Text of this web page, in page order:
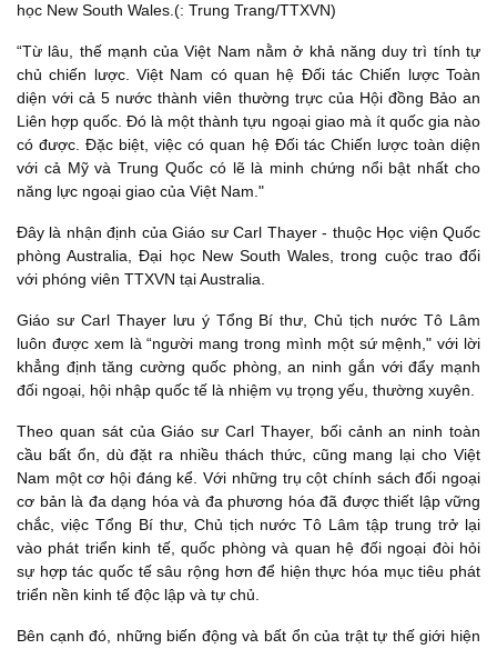
học New South Wales.(: Trung Trang/TTXVN)
“Từ lâu, thế mạnh của Việt Nam nằm ở khả năng duy trì tính tự
chủ chiến lược. Việt Nam có quan hệ Đối tác Chiến lược Toàn
diện với cả 5 nước thành viên thường trực của Hội đồng Bảo an
Liên hợp quốc. Đó là một thành tựu ngoại giao mà ít quốc gia nào
có được. Đặc biệt, việc có quan hệ Đối tác Chiến lược toàn diện
với cả Mỹ và Trung Quốc có lẽ là minh chứng nổi bật nhất cho
năng lực ngoại giao của Việt Nam."
Đây là nhận định của Giáo sư Carl Thayer - thuộc Học viện Quốc
phòng Australia, Đại học New South Wales, trong cuộc trao đổi
với phóng viên TTXVN tại Australia.
Giáo sư Carl Thayer lưu ý Tổng Bí thư, Chủ tịch nước Tô Lâm
luôn được xem là “người mang trong mình một sứ mệnh," với lời
khẳng định tăng cường quốc phòng, an ninh gắn với đẩy mạnh
đối ngoại, hội nhập quốc tế là nhiệm vụ trọng yếu, thường xuyên.
Theo quan sát của Giáo sư Carl Thayer, bối cảnh an ninh toàn
cầu bất ổn, dù đặt ra nhiều thách thức, cũng mang lại cho Việt
Nam một cơ hội đáng kể. Với những trụ cột chính sách đối ngoại
cơ bản là đa dạng hóa và đa phương hóa đã được thiết lập vững
chắc, việc Tổng Bí thư, Chủ tịch nước Tô Lâm tập trung trở lại
vào phát triển kinh tế, quốc phòng và quan hệ đối ngoại đòi hỏi
sự hợp tác quốc tế sâu rộng hơn để hiện thực hóa mục tiêu phát
triển nền kinh tế độc lập và tự chủ.
Bên cạnh đó, những biến động và bất ổn của trật tự thế giới hiện